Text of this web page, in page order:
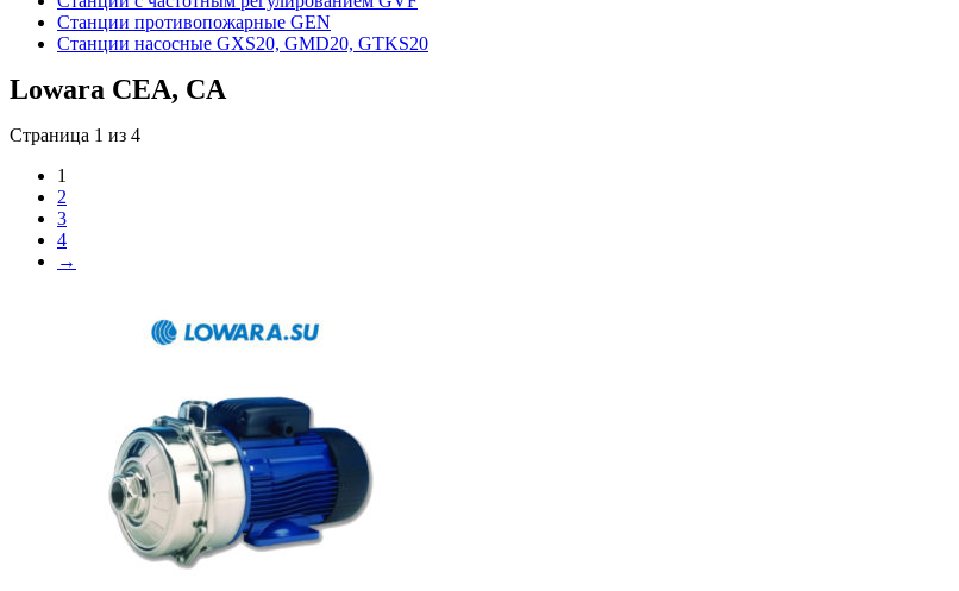
Станции противопожарные GEN
Станции насосные GXS20, GMD20, GTKS20
Lowara CEA, CA
Страница 1 из 4
1
2
3
4
→